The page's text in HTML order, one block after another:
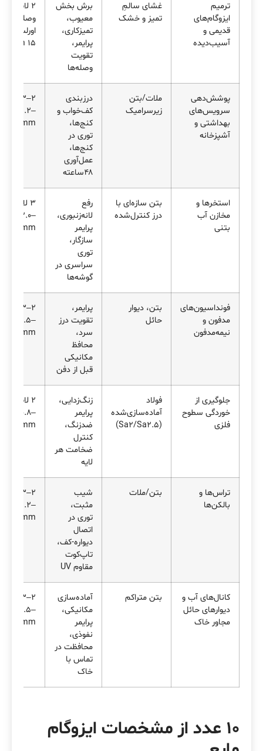
ترمیم
ایزوگام‌های
قدیمی و
آسیب‌دیده
غشای سالمِ
تمیز و خشک
برش بخش
معیوب،
تمیزکاری،
پرایمر،
تقویت
وصله‌ها
۲ لایه روی
وصله +
۱۵ cm
پوشش‌دهی
سرویس‌های
بهداشتی و
آشپزخانه
ملات/بتن
زیرسرامیک
درزبندی
کف‌خواب و
کنج‌ها،
توری در
کنج‌ها،
عمل‌آوری
۴۸ساعته
DFT≈۱.۲–
۱.۵ mm
استخرها و
مخازن آب
بتنی
بتن سازه‌ای با
درز کنترل‌شده
رفع
لانه‌زنبوری،
پرایمر
سازگار،
توری
سراسری در
گوشه‌ها
۳ لایه،
DFT≈۲.۰–
۲.۵ mm
فونداسیون‌های
مدفون و
نیمه‌مدفون
بتن، دیوار
حائل
پرایمر،
تقویت درز
سرد،
محافظ
مکانیکی
قبل از دفن
DFT≈۱.۵–
۲.۰ mm
جلوگیری از
خوردگی سطوح
فلزی
فولاد
آماده‌سازی‌شده
(Sa2/Sa2.5)
زنگ‌زدایی،
پرایمر
ضدزنگ،
کنترل
ضخامت هر
لایه
۲ لایه،
DFT≈۰.۸–
۱.۲ mm
تراس‌ها و
بالکن‌ها
بتن/ملات
شیب
مثبت،
توری در
اتصال
دیواره-کف،
تاپ‌کوت
مقاوم UV
DFT≈۱.۲–
۱.۸ mm
کانال‌های آب و
دیوارهای حائل
مجاور خاک
بتن متراکم
آماده‌سازی
مکانیکی،
پرایمر
نفوذی،
محافظت در
تماس با
خاک
DFT≈۱.۵–
۲.۰ mm
10 عدد از مشخصات ایزوگام